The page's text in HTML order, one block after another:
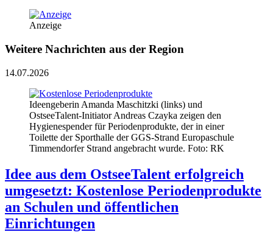
Anzeige
Weitere Nachrichten aus der Region
14.07.2026
Ideengeberin Amanda Maschitzki (links) und
OstseeTalent-Initiator Andreas Czayka zeigen den
Hygienespender für Periodenprodukte, der in einer
Toilette der Sporthalle der GGS-Strand Europaschule
Timmendorfer Strand angebracht wurde. Foto: RK
Idee aus dem OstseeTalent erfolgreich
umgesetzt: Kostenlose Periodenprodukte
an Schulen und öffentlichen
Einrichtungen